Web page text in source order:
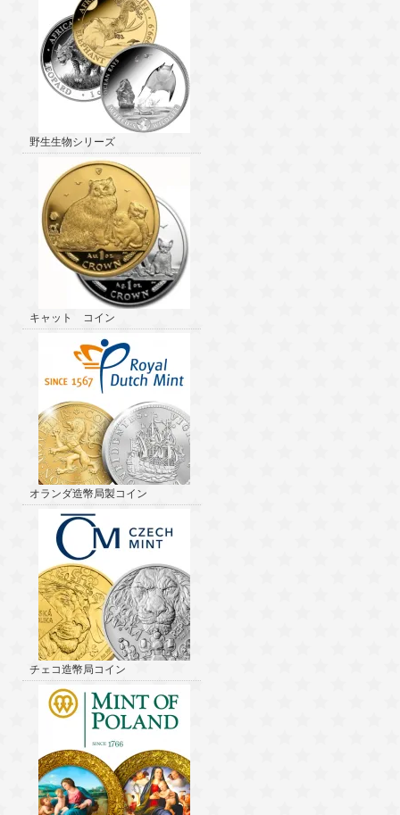
野生生物シリーズ
キャット コイン
オランダ造幣局製コイン
チェコ造幣局コイン